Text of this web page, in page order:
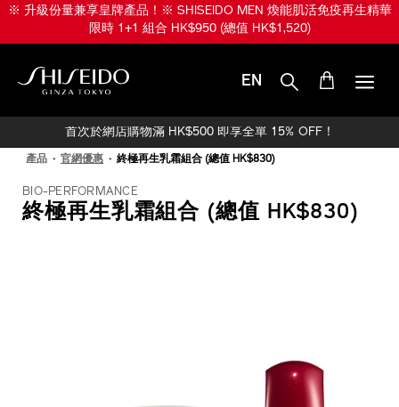
跳※ 升級份量兼享皇牌產品！※ SHISEIDO MEN 煥能肌活免疫再生精華
限時 1+1 組合 HK$950 (總值 HK$1,520)
EN
首次於網店購物滿 HK$500 即享全單 15% OFF！
產品 官網優惠 終極再生乳霜組合 (總值 HK$830)
BIO-PERFORMANCE
終極再生乳霜組合 (總值 HK$830)